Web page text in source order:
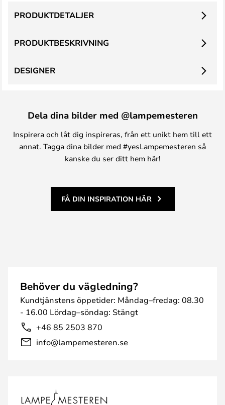
PRODUKTBESKRIVNING
PRODUKTDETALJER
DESIGNER
Dela dina bilder med @lampemesteren
Inspirera och låt dig inspireras, från ett unikt hem till ett
annat. Tagga dina bilder med #yesLampemesteren så
kanske du ser ditt hem här!
FÅ DIN INSPIRATION HÄR
Behöver du vägledning?
Kundtjänstens öppetider: Måndag–fredag: 08.30
- 16.00 Lördag–söndag: Stängt
+46 85 2503 870
info@lampemesteren.se